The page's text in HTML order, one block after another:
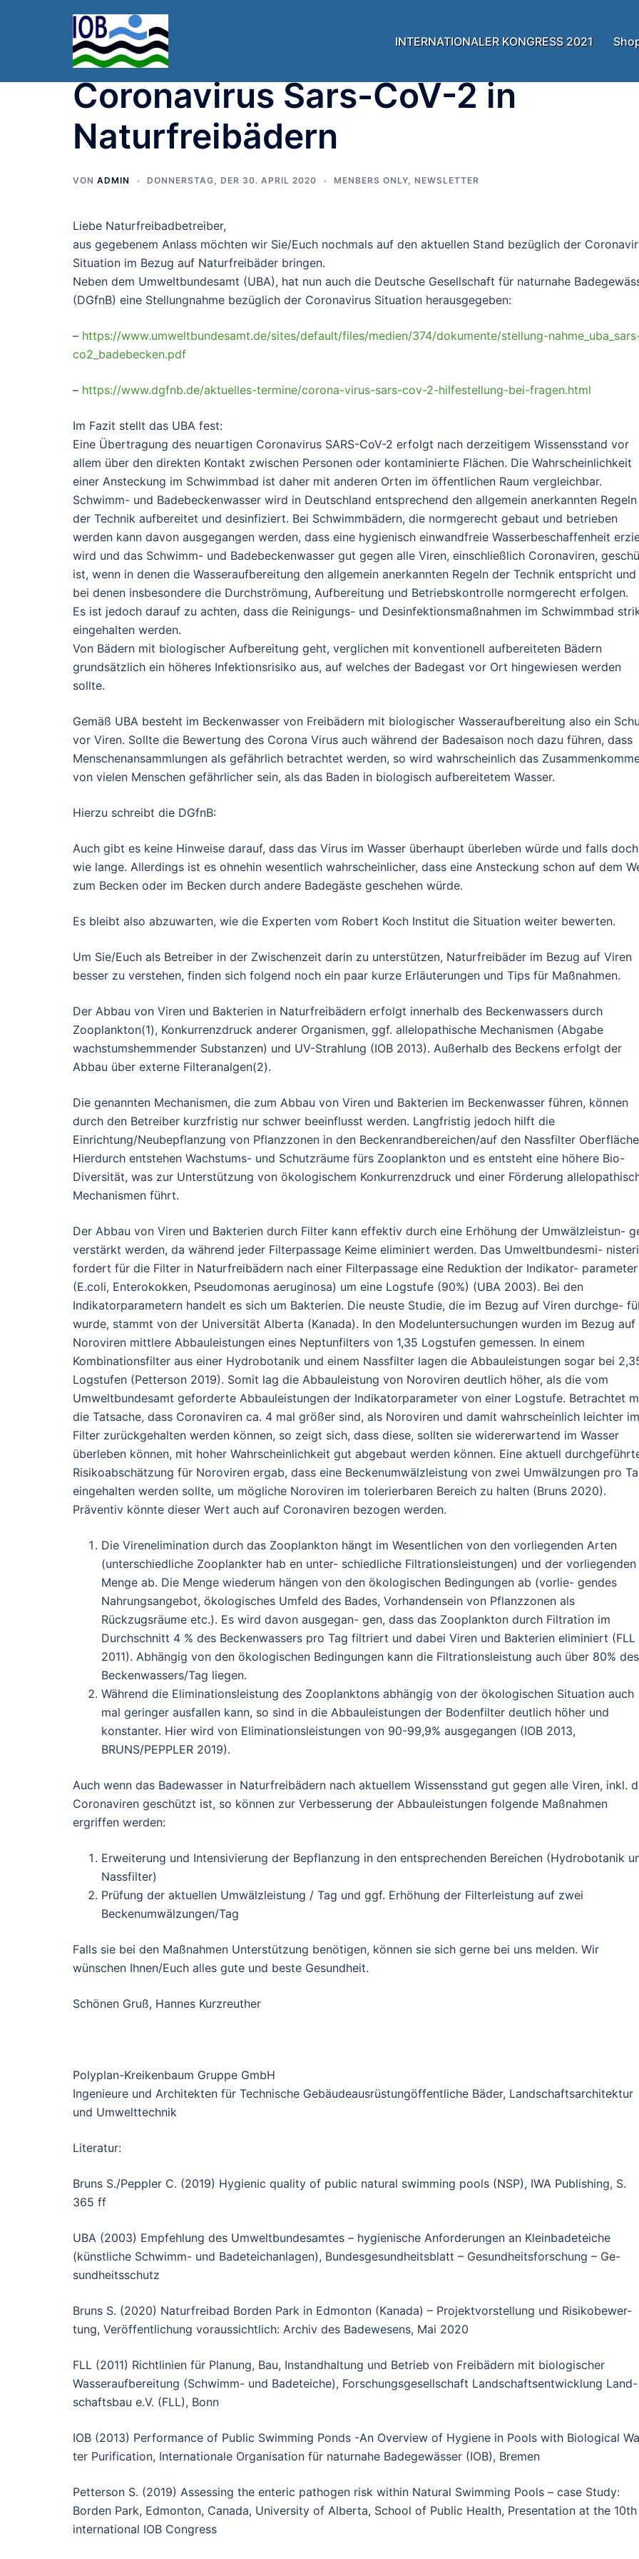
INTERNATIONALER KONGRESS 2021
Coronavirus Sars-CoV-2 in
Naturfreibädern
VON ADMIN DONNERSTAG, DER 30. APRIL 2020 MENBERS ONLY, NEWSLETTER
Liebe Naturfreibadbetreiber,
aus gegebenem Anlass möchten wir Sie/Euch nochmals auf den aktuellen Stand bezüglich der
Situation im Bezug auf Naturfreibäder bringen.
Neben dem Umweltbundesamt (UBA), hat nun auch die Deutsche Gesellschaft für naturnahe
(DGfnB) eine Stellungnahme bezüglich der Coronavirus Situation herausgegeben:
– https://www.umweltbundesamt.de/sites/default/files/medien/374/dokumente/stellung-
co2_badebecken.pdf
– https://www.dgfnb.de/aktuelles-termine/corona-virus-sars-cov-2-hilfestellung-bei-fragen.html
Im Fazit stellt das UBA fest:
Eine Übertragung des neuartigen Coronavirus SARS-CoV-2 erfolgt nach derzeitigem Wissensstand vor
allem über den direkten Kontakt zwischen Personen oder kontaminierte Flächen. Die Wahrscheinlichkeit
einer Ansteckung im Schwimmbad ist daher mit anderen Orten im öffentlichen Raum vergleichbar.
Schwimm- und Badebeckenwasser wird in Deutschland entsprechend den allgemein anerkannten Regeln
der Technik aufbereitet und desinfiziert. Bei Schwimmbädern, die normgerecht gebaut und betrieben
werden kann davon ausgegangen werden, dass eine hygienisch einwandfreie Wasserbeschaffenheit
wird und das Schwimm- und Badebeckenwasser gut gegen alle Viren, einschließlich Coronaviren,
ist, wenn in denen die Wasseraufbereitung den allgemein anerkannten Regeln der Technik entspricht und
bei denen insbesondere die Durchströmung, Aufbereitung und Betriebskontrolle normgerecht erfolgen.
Es ist jedoch darauf zu achten, dass die Reinigungs- und Desinfektionsmaßnahmen im Schwimmbad
eingehalten werden.
Von Bädern mit biologischer Aufbereitung geht, verglichen mit konventionell aufbereiteten Bädern
grundsätzlich ein höheres Infektionsrisiko aus, auf welches der Badegast vor Ort hingewiesen werden
sollte.
Gemäß UBA besteht im Beckenwasser von Freibädern mit biologischer Wasseraufbereitung also ein
vor Viren. Sollte die Bewertung des Corona Virus auch während der Badesaison noch dazu führen, dass
Menschenansammlungen als gefährlich betrachtet werden, so wird wahrscheinlich das
von vielen Menschen gefährlicher sein, als das Baden in biologisch aufbereitetem Wasser.
Hierzu schreibt die DGfnB:
Auch gibt es keine Hinweise darauf, dass das Virus im Wasser überhaupt überleben würde und falls
wie lange. Allerdings ist es ohnehin wesentlich wahrscheinlicher, dass eine Ansteckung schon auf dem
zum Becken oder im Becken durch andere Badegäste geschehen würde.
Es bleibt also abzuwarten, wie die Experten vom Robert Koch Institut die Situation weiter bewerten.
Um Sie/Euch als Betreiber in der Zwischenzeit darin zu unterstützen, Naturfreibäder im Bezug auf Viren
besser zu verstehen, finden sich folgend noch ein paar kurze Erläuterungen und Tips für Maßnahmen.
Der Abbau von Viren und Bakterien in Naturfreibädern erfolgt innerhalb des Beckenwassers durch
Zooplankton(1), Konkurrenzdruck anderer Organismen, ggf. allelopathische Mechanismen (Abgabe
wachstumshemmender Substanzen) und UV-Strahlung (IOB 2013). Außerhalb des Beckens erfolgt der
Abbau über externe Filteranalgen(2).
Die genannten Mechanismen, die zum Abbau von Viren und Bakterien im Beckenwasser führen, können
durch den Betreiber kurzfristig nur schwer beeinflusst werden. Langfristig jedoch hilft die
Einrichtung/Neubepflanzung von Pflanzzonen in den Beckenrandbereichen/auf den Nassfilter
Hierdurch entstehen Wachstums- und Schutzräume fürs Zooplankton und es entsteht eine höhere Bio-
Diversität, was zur Unterstützung von ökologischem Konkurrenzdruck und einer Förderung
Mechanismen führt.
Der Abbau von Viren und Bakterien durch Filter kann effektiv durch eine Erhöhung der Umwälzleistun-
verstärkt werden, da während jeder Filterpassage Keime eliminiert werden. Das Umweltbundesmi-
fordert für die Filter in Naturfreibädern nach einer Filterpassage eine Reduktion der Indikator- parameter
(E.coli, Enterokokken, Pseudomonas aeruginosa) um eine Logstufe (90%) (UBA 2003). Bei den
Indikatorparametern handelt es sich um Bakterien. Die neuste Studie, die im Bezug auf Viren durchge-
wurde, stammt von der Universität Alberta (Kanada). In den Modeluntersuchungen wurden im Bezug auf
Noroviren mittlere Abbauleistungen eines Neptunfilters von 1,35 Logstufen gemessen. In einem
Kombinationsfilter aus einer Hydrobotanik und einem Nassfilter lagen die Abbauleistungen sogar bei
Logstufen (Petterson 2019). Somit lag die Abbauleistung von Noroviren deutlich höher, als die vom
Umweltbundesamt geforderte Abbauleistungen der Indikatorparameter von einer Logstufe. Betrachtet
die Tatsache, dass Coronaviren ca. 4 mal größer sind, als Noroviren und damit wahrscheinlich leichter im
Filter zurückgehalten werden können, so zeigt sich, dass diese, sollten sie widererwartend im Wasser
überleben können, mit hoher Wahrscheinlichkeit gut abgebaut werden können. Eine aktuell
Risikoabschätzung für Noroviren ergab, dass eine Beckenumwälzleistung von zwei Umwälzungen pro
eingehalten werden sollte, um mögliche Noroviren im tolerierbaren Bereich zu halten (Bruns 2020).
Präventiv könnte dieser Wert auch auf Coronaviren bezogen werden.
Die Virenelimination durch das Zooplankton hängt im Wesentlichen von den vorliegenden Arten
(unterschiedliche Zooplankter hab en unter- schiedliche Filtrationsleistungen) und der vorliegenden
Menge ab. Die Menge wiederum hängen von den ökologischen Bedingungen ab (vorlie- gendes
Nahrungsangebot, ökologisches Umfeld des Bades, Vorhandensein von Pflanzzonen als
Rückzugsräume etc.). Es wird davon ausgegan- gen, dass das Zooplankton durch Filtration im
Durchschnitt 4 % des Beckenwassers pro Tag filtriert und dabei Viren und Bakterien eliminiert (FLL
2011). Abhängig von den ökologischen Bedingungen kann die Filtrationsleistung auch über 80% des
Beckenwassers/Tag liegen.
Während die Eliminationsleistung des Zooplanktons abhängig von der ökologischen Situation auch
mal geringer ausfallen kann, so sind in die Abbauleistungen der Bodenfilter deutlich höher und
konstanter. Hier wird von Eliminationsleistungen von 90-99,9% ausgegangen (IOB 2013,
BRUNS/PEPPLER 2019).
Auch wenn das Badewasser in Naturfreibädern nach aktuellem Wissensstand gut gegen alle Viren, inkl.
Coronaviren geschützt ist, so können zur Verbesserung der Abbauleistungen folgende Maßnahmen
ergriffen werden:
Erweiterung und Intensivierung der Bepflanzung in den entsprechenden Bereichen (Hydrobotanik
Nassfilter)
Prüfung der aktuellen Umwälzleistung / Tag und ggf. Erhöhung der Filterleistung auf zwei
Beckenumwälzungen/Tag
Falls sie bei den Maßnahmen Unterstützung benötigen, können sie sich gerne bei uns melden. Wir
wünschen Ihnen/Euch alles gute und beste Gesundheit.
Schönen Gruß, Hannes Kurzreuther
Polyplan-Kreikenbaum Gruppe GmbH
Ingenieure und Architekten für Technische Gebäudeausrüstungöffentliche Bäder, Landschaftsarchitektur
und Umwelttechnik
Literatur:
Bruns S./Peppler C. (2019) Hygienic quality of public natural swimming pools (NSP), IWA Publishing, S.
365 ff
UBA (2003) Empfehlung des Umweltbundesamtes – hygienische Anforderungen an Kleinbadeteiche
(künstliche Schwimm- und Badeteichanlagen), Bundesgesundheitsblatt – Gesundheitsforschung – Ge-
sundheitsschutz
Bruns S. (2020) Naturfreibad Borden Park in Edmonton (Kanada) – Projektvorstellung und Risikobewer-
tung, Veröffentlichung voraussichtlich: Archiv des Badewesens, Mai 2020
FLL (2011) Richtlinien für Planung, Bau, Instandhaltung und Betrieb von Freibädern mit biologischer
Wasseraufbereitung (Schwimm- und Badeteiche), Forschungsgesellschaft Landschaftsentwicklung Land-
schaftsbau e.V. (FLL), Bonn
IOB (2013) Performance of Public Swimming Ponds -An Overview of Hygiene in Pools with Biological
ter Purification, Internationale Organisation für naturnahe Badegewässer (IOB), Bremen
Petterson S. (2019) Assessing the enteric pathogen risk within Natural Swimming Pools – case Study:
Borden Park, Edmonton, Canada, University of Alberta, School of Public Health, Presentation at the 10th
international IOB Congress